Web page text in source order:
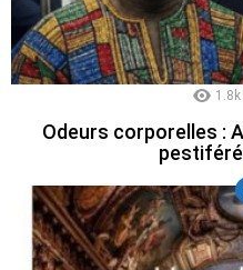
1.8k
Odeurs corporelles :